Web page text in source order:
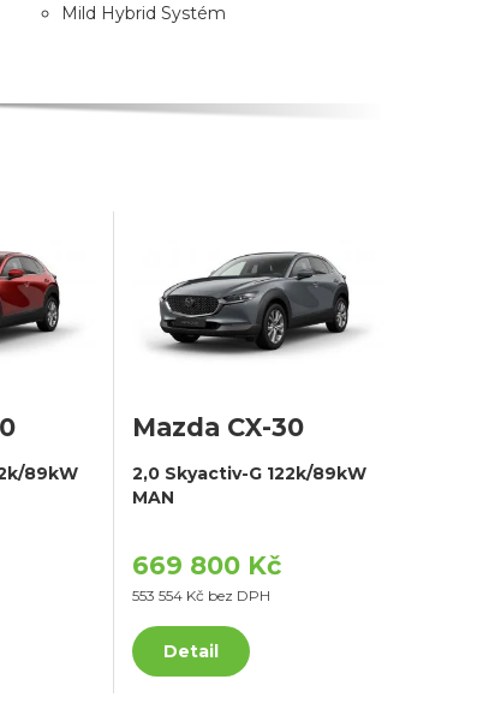
Mild Hybrid Systém
89kW
Mazda CX-30
2,0 Skyactiv-G 122k/89kW
MAN
669 800 Kč
553 554 Kč bez DPH
Detail